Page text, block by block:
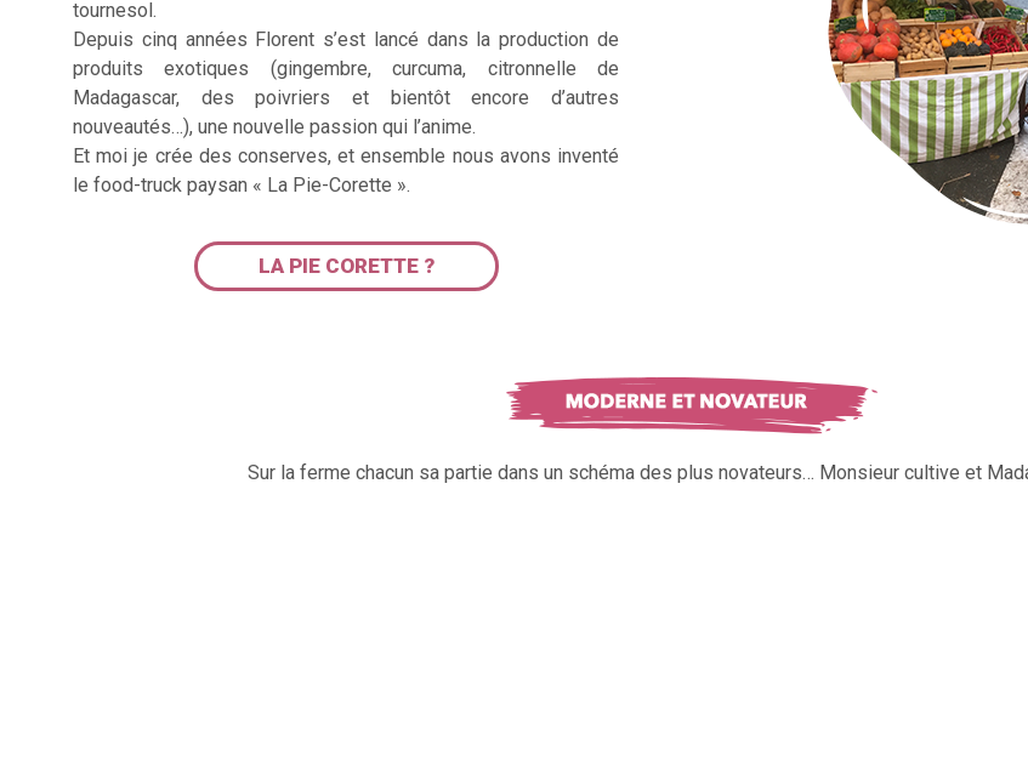
tournesol.
Depuis cinq années Florent s’est lancé dans la production de
produits exotiques (gingembre, curcuma, citronnelle de
Madagascar, des poivriers et bientôt encore d’autres
nouveautés…), une nouvelle passion qui l’anime.
Et moi je crée des conserves, et ensemble nous avons inventé
le food-truck paysan « La Pie-Corette ».
LA PIE CORETTE ?
Sur la ferme chacun sa partie dans un schéma des plus novateurs… Monsieur cultive et